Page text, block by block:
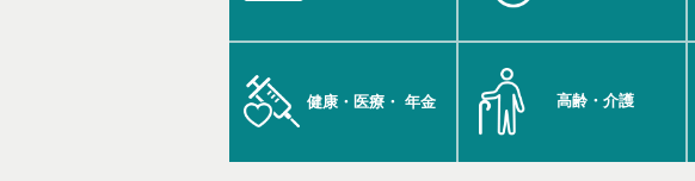
健康・医療・ 年金 高齢・介護